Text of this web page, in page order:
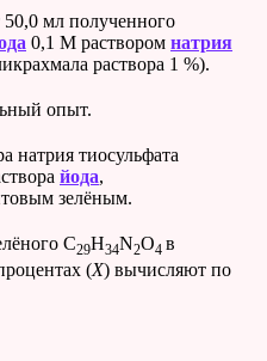
мл полученного
0,1 М раствором натрия
раствора 1 %).
опыт.
натрия тиосульфата
йода,
зелёным.
С29Н34N2О4 в
(Х) вычисляют по